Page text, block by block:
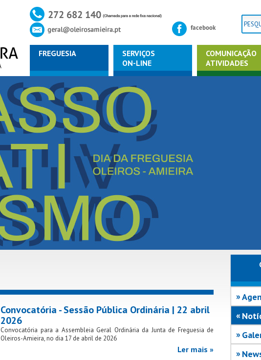
FREGUESIA
SERVIÇOS
ON-LINE
COMUNICAÇÃO
ATIVIDADES
Convocatória - Sessão Pública Ordinária | 22 abril
2026
Convocatória para a Assembleia Geral Ordinária da Junta de Freguesia de
Oleiros-Amieira, no dia 17 de abril de 2026
Ler mais »